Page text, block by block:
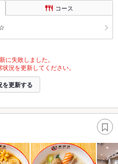
コース
に失敗しました。
況を更新してください。
を更新する